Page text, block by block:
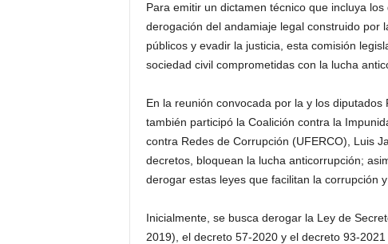
Para emitir un dictamen técnico que incluya
derogación del andamiaje legal construido por
públicos y evadir la justicia, esta comisión
sociedad civil comprometidas con la lucha
En la reunión convocada por la y los
también participó la Coalición contra la
contra Redes de Corrupción (UFERCO), Luis
decretos, bloquean la lucha anticorrupción;
derogar estas leyes que facilitan la corrupción
Inicialmente, se busca derogar la Ley de
2019), el decreto 57-2020 y el decreto 93-